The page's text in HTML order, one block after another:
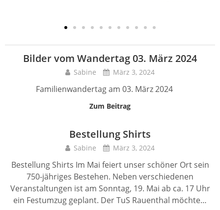
Bilder vom Wandertag 03. März 2024
Sabine März 3, 2024
Familienwandertag am 03. März 2024
Zum Beitrag
Bestellung Shirts
Sabine März 3, 2024
Bestellung Shirts Im Mai feiert unser schöner Ort sein
750-jähriges Bestehen. Neben verschiedenen
Veranstaltungen ist am Sonntag, 19. Mai ab ca. 17 Uhr
ein Festumzug geplant. Der TuS Rauenthal möchte…